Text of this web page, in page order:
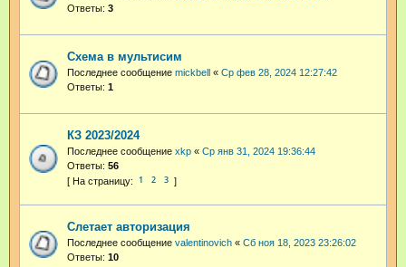
Ответы: 3
Схема в мультисим
Последнее сообщение mickbell « Ср фев 28, 2024 12:27:42
Ответы: 1
КЗ 2023/2024
Последнее сообщение xkp « Ср янв 31, 2024 19:36:44
Ответы: 56
1 2 3
Слетает авторизация
Последнее сообщение valentinovich « Сб ноя 18, 2023 23:26:02
Ответы: 10